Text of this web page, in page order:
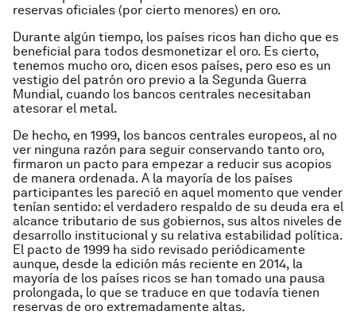
reservas oficiales (por cierto menores) en oro.
Durante algún tiempo, los países ricos han dicho que es
beneficial para todos desmonetizar el oro. Es cierto,
tenemos mucho oro, dicen esos países, pero eso es un
vestigio del patrón oro previo a la Segunda Guerra
Mundial, cuando los bancos centrales necesitaban
atesorar el metal.
De hecho, en 1999, los bancos centrales europeos, al no
ver ninguna razón para seguir conservando tanto oro,
firmaron un pacto para empezar a reducir sus acopios
de manera ordenada. A la mayoría de los países
participantes les pareció en aquel momento que vender
tenían sentido: el verdadero respaldo de su deuda era el
alcance tributario de sus gobiernos, sus altos niveles de
desarrollo institucional y su relativa estabilidad política.
El pacto de 1999 ha sido revisado periódicamente
aunque, desde la edición más reciente en 2014, la
mayoría de los países ricos se han tomado una pausa
prolongada, lo que se traduce en que todavía tienen
reservas de oro extremadamente altas.